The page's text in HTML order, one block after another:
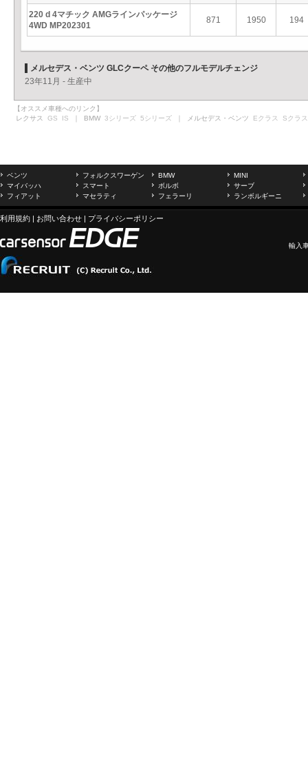
220 d 4マチック AMGラインパッケージ
4WD MP202301
871 1950 194
メルセデス・ベンツ GLCクーペ その他のフルモデルチェンジ
23年11月 - 生産中
【オススメ車種へのリンク】
レクサス GS IS ｜ BMW 3シリーズ 5シリーズ ｜ メルセデス・ベンツ Eクラス Sクラス
ベンツ フォルクスワーゲン BMW
MINI
マイバッハ
スマート ボルボ
サーブ
フィアット
マセラティ フェラーリ ランボルギーニ
利用規約 | お問い合わせ | プライバシーポリシー
輸入